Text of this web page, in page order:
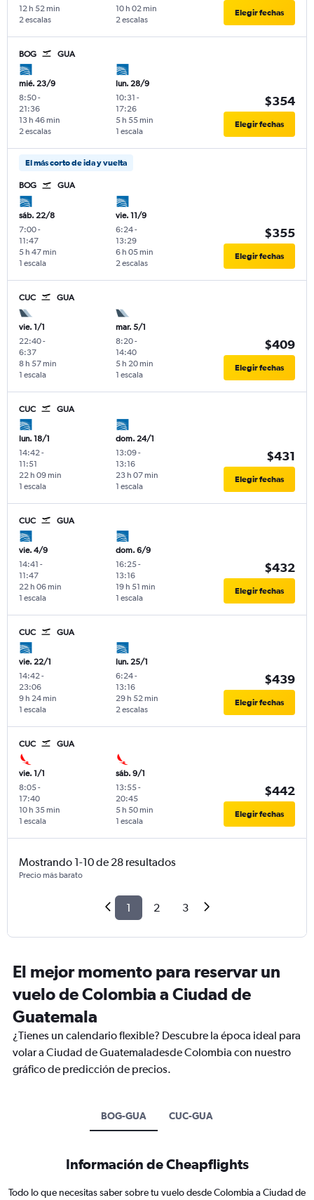
2 escalas
12 h 52 min
2 escalas
10 h 02 min Elegir fechas
BOG GUA
mié. 23/9
8:50-
21:36
2 escalas
13 h 46 min
lun. 28/9
10:31 -
17:26
1 escala
5 h 55 min
$354
Elegir fechas
El más corto de ida y vuelta
BOG GUA
sáb. 22/8
7:00-
11:47
1 escala
5 h 47 min
vie. 11/9
6:24-
13:29
2 escalas
6 h 05 min
$355
Elegir fechas
CUC GUA
vie. 1/1
22:40-
6:37
1 escala
8 h 57 min
mar. 5/1
8:20-
14:40
1 escala
5 h 20 min
$409
Elegir fechas
CUC GUA
lun. 18/1
14:42 -
11:51
1 escala
22 h 09 min
dom. 24/1
13:09-
13:16
1 escala
23 h 07 min
$431
Elegir fechas
CUC GUA
vie. 4/9
14:41 -
11:47
1 escala
22 h 06 min
dom. 6/9
16:25-
13:16
1 escala
19 h 51 min
$432
Elegir fechas
CUC GUA
vie. 22/1
14:42-
23:06
1 escala
9 h 24 min
lun. 25/1
6:24-
13:16
2 escalas
29 h 52 min
$439
Elegir fechas
CUC GUA
vie. 1/1
8:05-
17:40
1 escala
10 h 35 min
sáb. 9/1
13:55-
20:45
1 escala
5 h 50 min
$442
Elegir fechas
Mostrando 1-10 de 28 resultados
Precio más barato
1 2 3
El mejor momento para reservar un
vuelo de Colombia a Ciudad de
Guatemala
¿Tienes un calendario flexible? Descubre la época ideal para
volar a Ciudad de Guatemaladesde Colombia con nuestro
gráfico de predicción de precios.
BOG-GUA CUC-GUA
Información de Cheapflights
Todo lo que necesitas saber sobre tu vuelo desde Colombia a Ciudad de